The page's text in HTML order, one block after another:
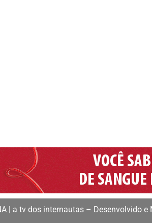
| a tv dos internautas – Desenvolvido